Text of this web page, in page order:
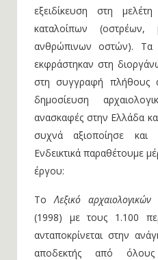
εξειδίκευση στη
καταλοίπων (οστρέων,
ανθρώπινων οστών). Τα
εκφράστηκαν στη
στη συγγραφή πλήθους
δημοσίευση
ανασκαφές στην Ελλάδα
συχνά αξιοποίησε και
Ενδεικτικά παραθέτουμε
έργου:
ΤοΛεξικό
(1998) με τους 1.100
ανταποκρίνεται στην
αποδεκτής από